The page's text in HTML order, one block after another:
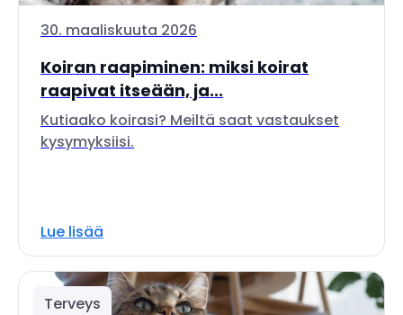
30. maaliskuuta 2026
Koiran raapiminen: miksi koirat
raapivat itseään, ja...
Kutiaako koirasi? Meiltä saat vastaukset
kysymyksiisi.
Lue lisää
Terveys